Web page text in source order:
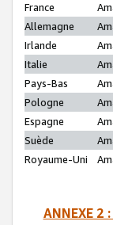
France
Allemagne
Irlande
Italie
Pays-Bas
Pologne
Espagne
Suède
Royaume-Uni
ANNEXE 2